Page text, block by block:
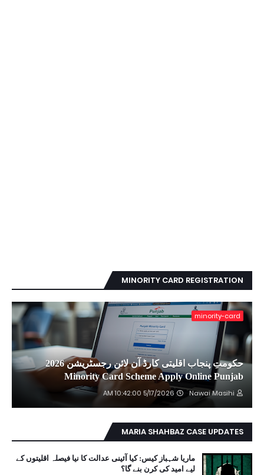
MINORITY CARD REGISTRATION
minority-card
حکومتِ پنجاب اقلیتی کارڈ آن لائن رجسٹریشن 2026
Minority Card Scheme Apply Online Punjab
Nawai Masihi
5/17/2026 10:42:00 AM
MARIA SHAHBAZ CASE UPDATES
ماریا شہباز کیس: کیا آئینی عدالت کا نیا فیصلہ اقلیتوں کے
لیے امید کی کرن بنے گا؟